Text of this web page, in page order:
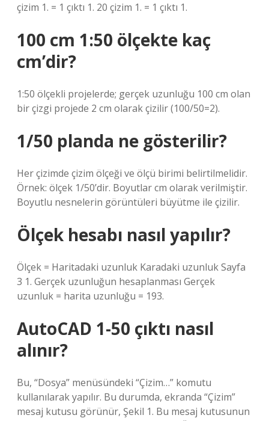
çizim 1. = 1 çıktı 1. 20 çizim 1. = 1 çıktı 1.
100 cm 1:50 ölçekte kaç
cm’dir?
1:50 ölçekli projelerde; gerçek uzunluğu 100 cm olan
bir çizgi projede 2 cm olarak çizilir (100/50=2).
1/50 planda ne gösterilir?
Her çizimde çizim ölçeği ve ölçü birimi belirtilmelidir.
Örnek: ölçek 1/50’dir. Boyutlar cm olarak verilmiştir.
Boyutlu nesnelerin görüntüleri büyütme ile çizilir.
Ölçek hesabı nasıl yapılır?
Ölçek = Haritadaki uzunluk Karadaki uzunluk Sayfa
3 1. Gerçek uzunluğun hesaplanması Gerçek
uzunluk = harita uzunluğu = 193.
AutoCAD 1-50 çıktı nasıl
alınır?
Bu, “Dosya” menüsündeki “Çizim…” komutu
kullanılarak yapılır. Bu durumda, ekranda “Çizim”
mesaj kutusu görünür, Şekil 1. Bu mesaj kutusunun